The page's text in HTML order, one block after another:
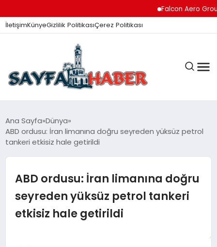
Falcon Aero Group,
İletişimKünyeGizlilik PolitikasıÇerez Politikası
ANA SAYFA
GÜNDEM
İZMIR HABERLERI
Ana Sayfa Dünya
ABD ordusu: İran limanına doğru seyreden yüksüz petrol
tankeri etkisiz hale getirildi
ABD ordusu: İran limanına doğru
seyreden yüksüz petrol tankeri
etkisiz hale getirildi